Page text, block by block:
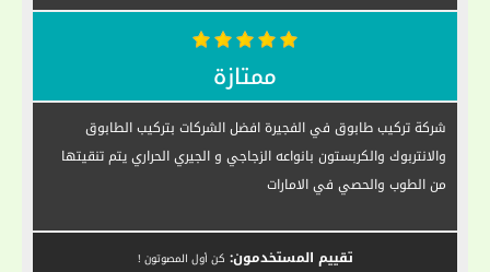
ممتازة
شركة تركيب طابوق في الفجيرة افضل الشركات بتركيب الطابوق
والانتربوك والكربستون بانواعه الزجاجي و الجيري الحراري يتم تنقيتها
من الطوب والحصي في الامارات
تقييم المستخدمون: كن أول المصوتون !